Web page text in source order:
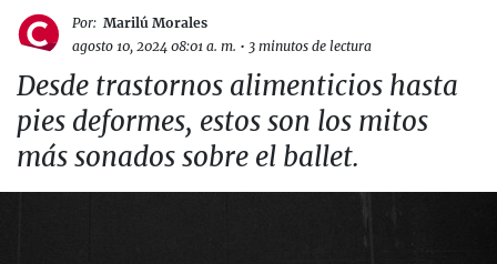
Por: Marilú Morales
agosto 10, 2024 08:01 a. m. • 3 minutos de lectura
Desde trastornos alimenticios hasta
pies deformes, estos son los mitos
más sonados sobre el ballet.